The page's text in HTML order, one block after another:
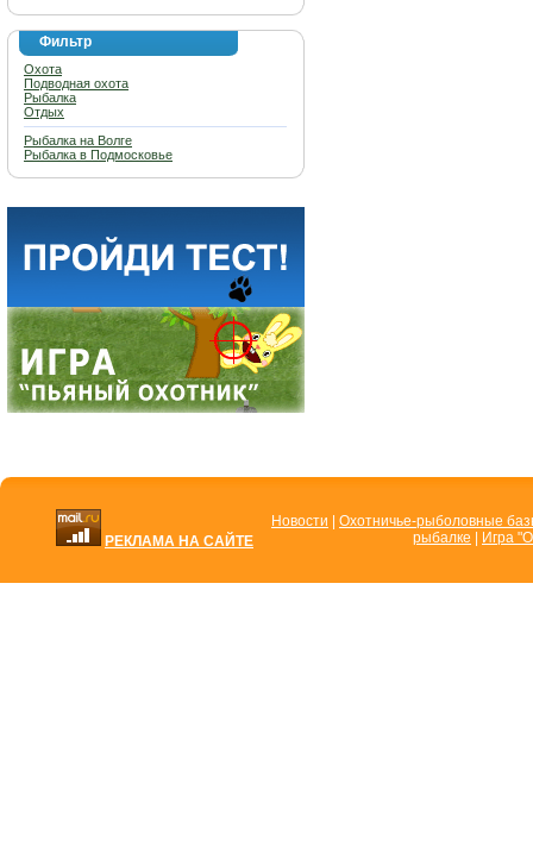
Фильтр
Охота
Подводная охота
Рыбалка
Отдых
Рыбалка на Волге
Рыбалка в Подмосковье
РЕКЛАМА НА САЙТЕ
Новости
Охотничье-рыболовные
рыбалке
Игра